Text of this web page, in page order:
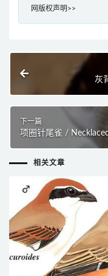
网版权声明>>
灰
下一篇
项圈针尾雀 /
相关文章